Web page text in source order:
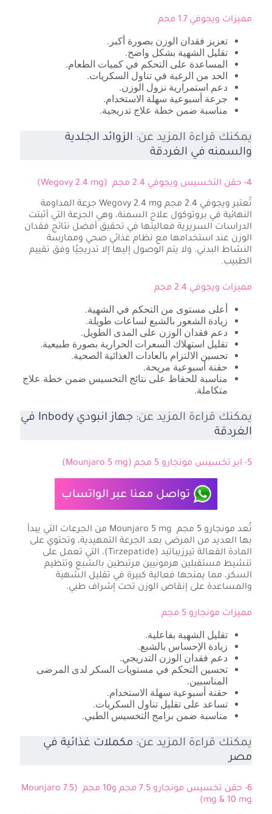
مميزات ويجوفي 1.7 مجم
تعزيز فقدان الوزن بصورة أكبر.
تقليل الشهية بشكل واضح.
المساعدة على التحكم في كميات الطعام.
الحد من الرغبة في تناول السكريات.
دعم استمرارية نزول الوزن.
جرعة أسبوعية سهلة الاستخدام.
مناسبة ضمن خطة علاج تدريجية.
يمكنك قراءة المزيد عن: الزوائد الجلدية
والسمنه في الغردقة
4- حقن التخسيس ويجوفي 2.4 مجم (Wegovy 2.4 mg)
تُعتبر ويجوفي 2.4 مجم Wegovy 2.4 mg جرعة المداومة
النهائية في بروتوكول علاج السمنة، وهي الجرعة التي أثبتت
الدراسات السريرية فعاليتها في تحقيق أفضل نتائج فقدان
الوزن عند استخدامها مع نظام غذائي صحي وممارسة
النشاط البدني. ولا يتم الوصول إليها إلا تدريجيًا وفق تقييم
الطبيب.
مميزات ويجوفي 2.4 مجم
أعلى مستوى من التحكم في الشهية.
زيادة الشعور بالشبع لساعات طويلة.
دعم فقدان الوزن على المدى الطويل.
تقليل استهلاك السعرات الحرارية بصورة طبيعية.
تحسين الالتزام بالعادات الغذائية الصحية.
حقنة أسبوعية مريحة.
مناسبة للحفاظ على نتائج التخسيس ضمن خطة علاج
متكاملة.
يمكنك قراءة المزيد عن:
جهاز انبودي Inbody في
الغردقة
5- ابر تخسيس مونجارو 5 مجم (Mounjaro 5 mg)
تواصل معنا عبر الواتساب
تُعد مونجارو 5 مجم Mounjaro 5 mg من الجرعات التي يبدأ
بها العديد من المرضى بعد الجرعة التمهيدية، وتحتوي على
المادة الفعالة تيرزيباتيد (Tirzepatide)، التي تعمل على
تنشيط مستقبلين هرمونيين مرتبطين بالشبع وتنظيم
السكر، مما يمنحها فعالية كبيرة في تقليل الشهية
والمساعدة على إنقاص الوزن تحت إشراف طبي.
مميزات مونجارو 5 مجم
تقليل الشهية بفاعلية.
زيادة الإحساس بالشبع.
دعم فقدان الوزن التدريجي.
تحسين التحكم في مستويات السكر لدى المرضى
المناسبين.
حقنة أسبوعية سهلة الاستخدام.
تساعد على تقليل تناول السكريات.
مناسبة ضمن برامج التخسيس الطبي.
يمكنك قراءة المزيد عن: مكملات غذائية في
مصر
6- حقن تخسيس مونجارو 7.5 مجم و10 مجم (Mounjaro 7.5
mg & 10 mg)